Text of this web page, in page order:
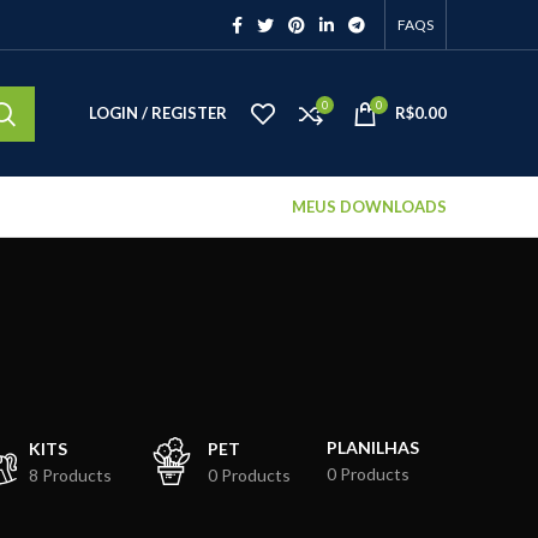
FAQS
LOGIN / REGISTER 0 0 R$0.00
MEUS DOWNLOADS
KITS
8 Products
PET
0 Products
PLANILHAS
0 Products